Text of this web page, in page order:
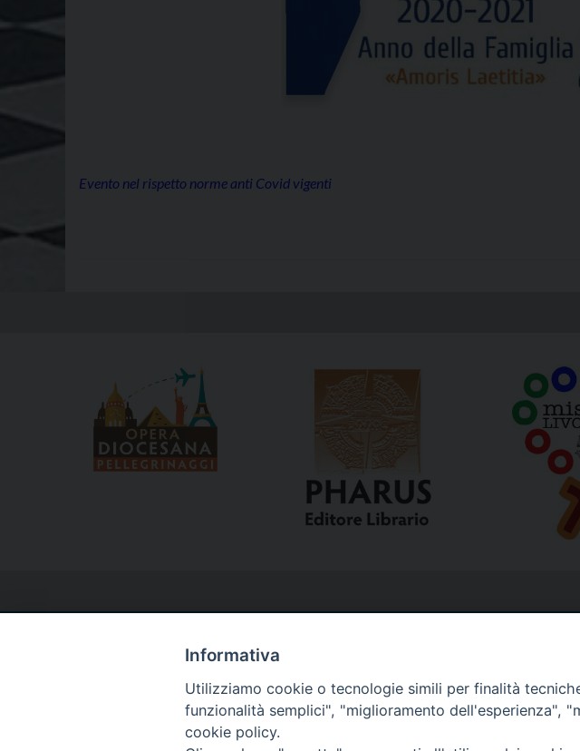
Evento nel rispetto norme anti Covid vigenti
Informativa
Utilizziamo cookie o tecnologie simili per finalità
funzionalità semplici", "miglioramento dell'esperienza",
cookie policy.